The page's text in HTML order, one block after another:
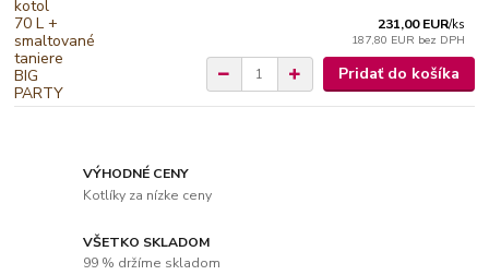
231,00 EUR/ks
187,80 EUR bez DPH
Pridať do košíka
VÝHODNÉ CENY
Kotlíky za nízke ceny
VŠETKO SKLADOM
99 % držíme skladom